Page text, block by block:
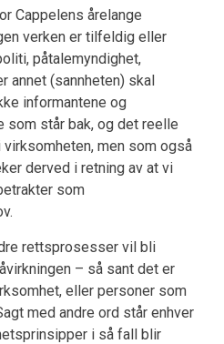
Cappelens årelange
verken er tilfeldig eller
påtalemyndighet,
annet (sannheten) skal
informantene og
som står bak, og det reelle
men som også
derved i retning av at vi
som
rettsprosesser vil bli
– så sant det er
eller personer som
med andre ord står enhver
i så fall blir